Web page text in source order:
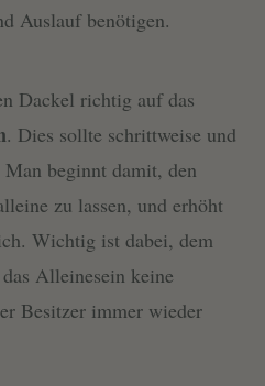
Auslauf benötigen.
Dackel richtig auf das
. Dies sollte schrittweise und
beginnt damit, den
zu lassen, und erhöht
Wichtig ist dabei, dem
Alleinesein keine
Besitzer immer wieder